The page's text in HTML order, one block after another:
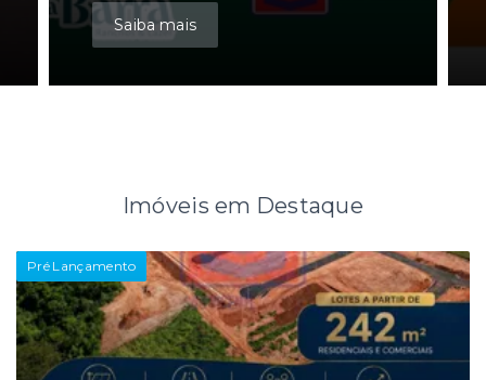
Saiba mais
Imóveis em Destaque
Pré Lançamento